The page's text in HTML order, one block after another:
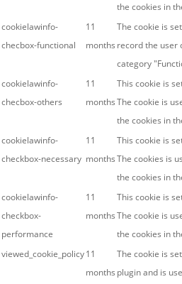
the cookies in
cookielawinfo-
checbox-functional
11
months
The cookie is
record the user
category
cookielawinfo-
checbox-others
11
months
This cookie is
The cookie is
the cookies in
cookielawinfo-
checkbox-necessary
11
months
This cookie is
The cookies is
the cookies in
cookielawinfo-
checkbox-
performance
11
months
This cookie is
The cookie is
the cookies in
viewed_cookie_policy11
months
The cookie is
plugin and is